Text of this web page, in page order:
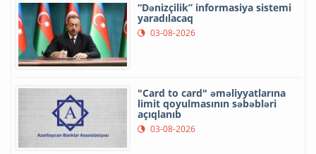
“Dənizçilik” informasiya sistemi
yaradılacaq
03-08-2026
"Card to card" əməliyyatlarına
limit qoyulmasının səbəbləri
açıqlanıb
03-08-2026